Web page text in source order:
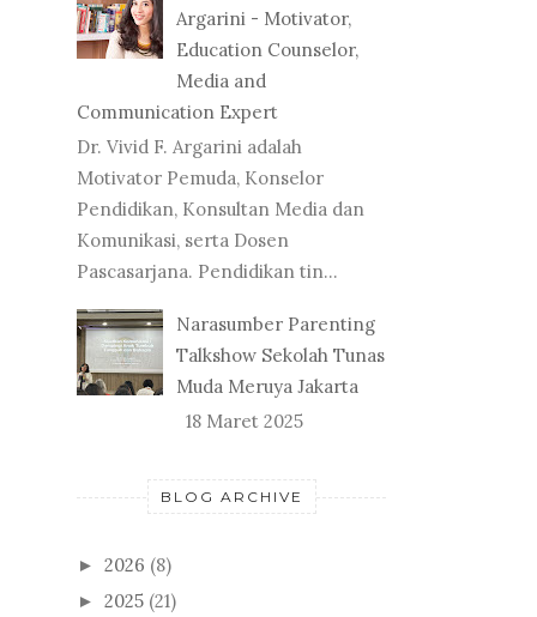
Argarini - Motivator,
Education Counselor,
Media and
Communication Expert
Dr. Vivid F. Argarini adalah
Motivator Pemuda, Konselor
Pendidikan, Konsultan Media dan
Komunikasi, serta Dosen
Pascasarjana. Pendidikan tin...
Narasumber Parenting
Talkshow Sekolah Tunas
Muda Meruya Jakarta
18 Maret 2025
BLOG ARCHIVE
► 2026 (8)
► 2025 (21)